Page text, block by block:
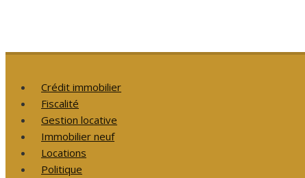
Crédit immobilier
Fiscalité
Gestion locative
Immobilier neuf
Locations
Politique